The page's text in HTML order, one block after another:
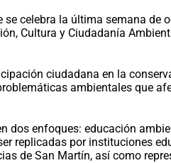
se celebra la última semana
Cultura y Ciudadanía
ciudadana en la
ambientales
dos enfoques: educación
replicadas por instituciones
de San Martín, así como